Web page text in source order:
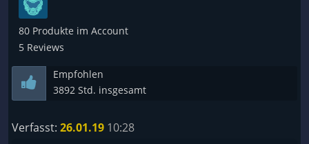
muss.
80 Produkte im Account
5 Reviews
Empfohlen
3892 Std. insgesamt
Verfasst: 26.01.19 10:28